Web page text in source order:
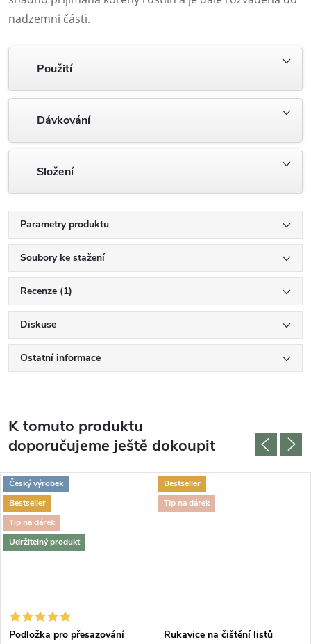
nadzemní části.
Použití
Dávkování
Složení
Parametry produktu
Soubory ke stažení
Recenze (1)
Diskuse
Ostatní informace
K tomuto produktu
doporučujeme ještě dokoupit
Český výrobek
Bestseller
Tip na dárek
Udržitelný produkt
Podložka pro přesazování
Bestseller
Tip na dárek
Rukavice na čištění listů